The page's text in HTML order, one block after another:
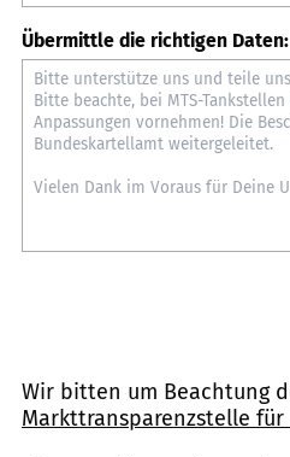
Übermittle die richtigen Daten:
Wir bitten um Beachtung
Markttransparenzstelle für